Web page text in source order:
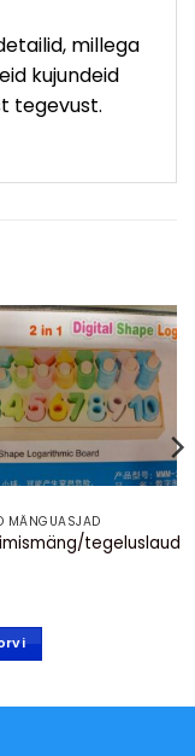
millega
kujundeid
tegevust.
MÄNGUASJAD
tegeluslaud